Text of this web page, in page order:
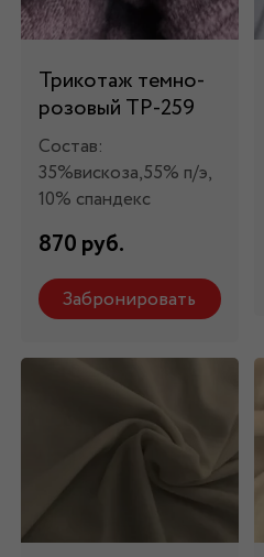
Трикотаж темно-
розовый ТР-259
Состав:
35%вискоза,55% п/э,
10% спандекс
870 руб.
Забронировать